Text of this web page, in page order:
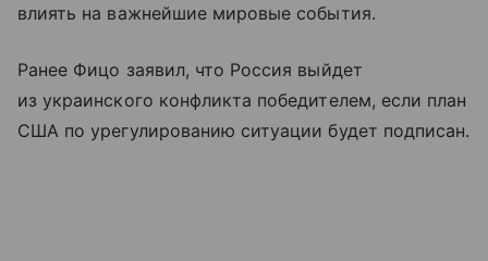
влиять на важнейшие мировые события.
Ранее Фицо заявил, что Россия выйдет
из украинского конфликта победителем, если план
США по урегулированию ситуации будет подписан.